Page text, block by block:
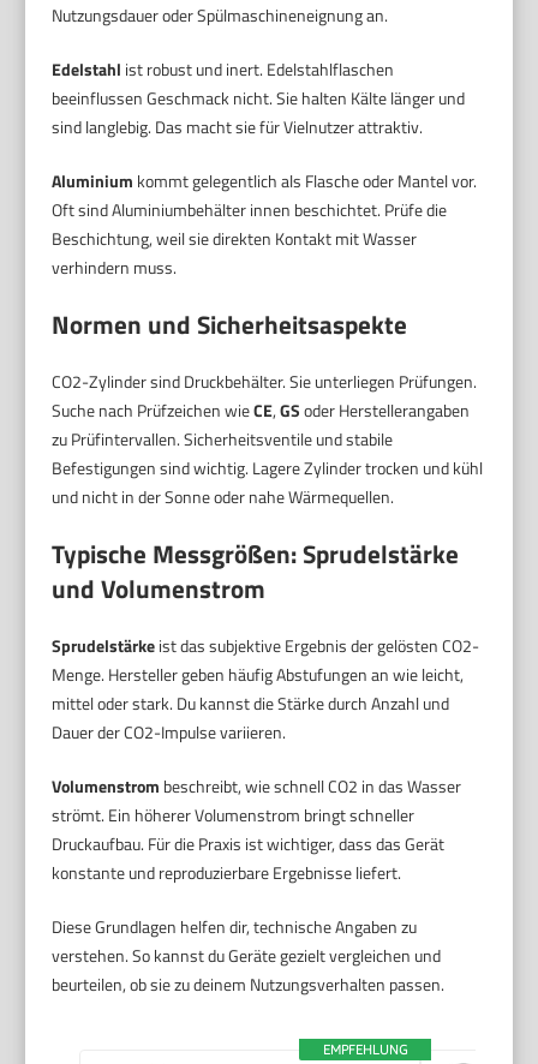
Nutzungsdauer oder Spülmaschineneignung an.
Edelstahl ist robust und inert. Edelstahlflaschen
beeinflussen Geschmack nicht. Sie halten Kälte länger und
sind langlebig. Das macht sie für Vielnutzer attraktiv.
Aluminium kommt gelegentlich als Flasche oder Mantel vor.
Oft sind Aluminiumbehälter innen beschichtet. Prüfe die
Beschichtung, weil sie direkten Kontakt mit Wasser
verhindern muss.
Normen und Sicherheitsaspekte
CO2-Zylinder sind Druckbehälter. Sie unterliegen Prüfungen.
Suche nach Prüfzeichen wieCE,GSoder Herstellerangaben
zu Prüfintervallen. Sicherheitsventile und stabile
Befestigungen sind wichtig. Lagere Zylinder trocken und kühl
und nicht in der Sonne oder nahe Wärmequellen.
Typische Messgrößen: Sprudelstärke
und Volumenstrom
Sprudelstärkeist das subjektive Ergebnis der gelösten CO2-
Menge. Hersteller geben häufig Abstufungen an wie leicht,
mittel oder stark. Du kannst die Stärke durch Anzahl und
Dauer der CO2-Impulse variieren.
Volumenstrom beschreibt, wie schnell CO2 in das Wasser
strömt. Ein höherer Volumenstrom bringt schneller
Druckaufbau. Für die Praxis ist wichtiger, dass das Gerät
konstante und reproduzierbare Ergebnisse liefert.
Diese Grundlagen helfen dir, technische Angaben zu
verstehen. So kannst du Geräte gezielt vergleichen und
beurteilen, ob sie zu deinem Nutzungsverhalten passen.
EMPFEHLUNG